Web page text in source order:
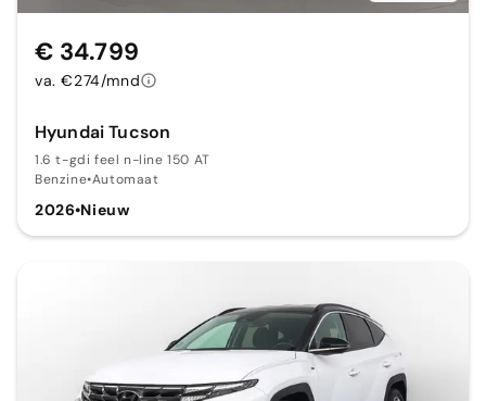
Hyundai Tucson
1.6 t-gdi feel n-line 150 AT
Benzine•Automaat
2026•Nieuw
€ 34.799
va. €274/mnd